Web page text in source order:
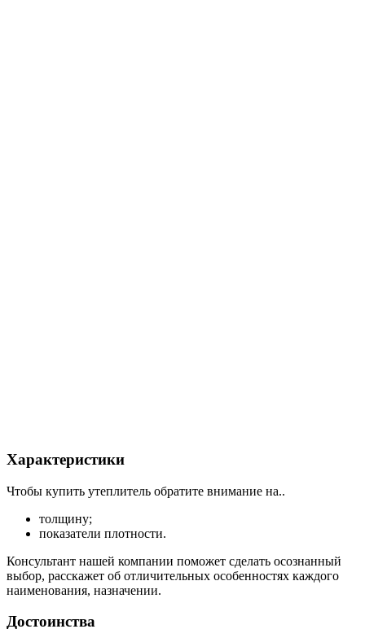
Характеристики
Чтобы купить утеплитель обратите внимание на..
толщину;
показатели плотности.
Консультант нашей компании поможет сделать осознанный
выбор, расскажет об отличительных особенностях каждого
наименования, назначении.
Достоинства